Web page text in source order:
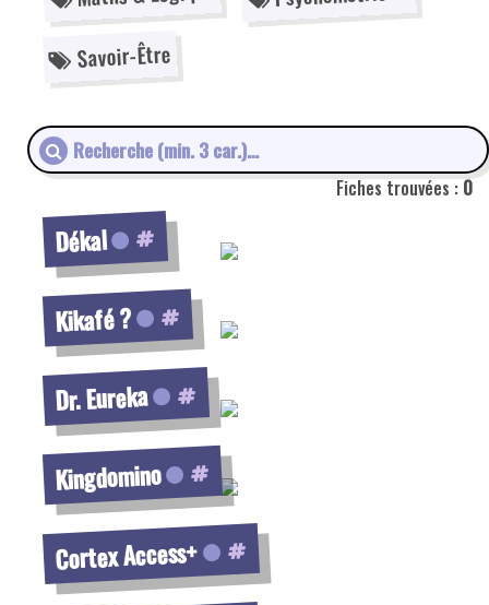
Savoir-Être
Fiches trouvées :0
Dékal
Kikafé ?
Voir la fiche
Dr. Eureka
Kingdomino
Cortex Access+
Voir la fiche
Voir la fiche
Voir la fiche